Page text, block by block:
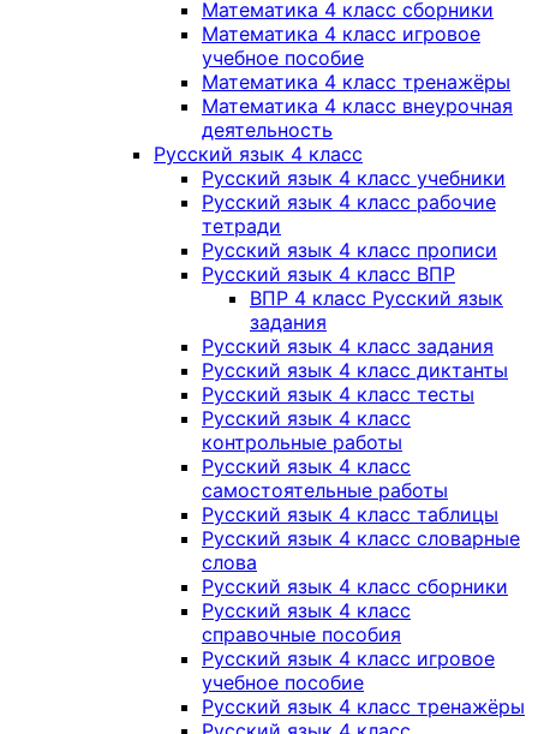
Математика 4 класс сборники
Математика 4 класс игровое
учебное пособие
Математика 4 класс тренажёры
Математика 4 класс внеурочная
деятельность
Русский язык 4 класс
Русский язык 4 класс учебники
Русский язык 4 класс рабочие
тетради
Русский язык 4 класс прописи
Русский язык 4 класс ВПР
ВПР 4 класс Русский язык
задания
Русский язык 4 класс задания
Русский язык 4 класс диктанты
Русский язык 4 класс тесты
Русский язык 4 класс
контрольные работы
Русский язык 4 класс
самостоятельные работы
Русский язык 4 класс таблицы
Русский язык 4 класс словарные
слова
Русский язык 4 класс сборники
Русский язык 4 класс
справочные пособия
Русский язык 4 класс игровое
учебное пособие
Русский язык 4 класс тренажёры